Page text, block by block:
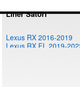
Liner Satori
Lexus RX 2016-2019
Lexus RX FL 2019-